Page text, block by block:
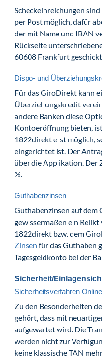
Scheckeinreichungen
per Post möglich, dafür
der mit Name und IBAN
Rückseite
60608 Frankfurt
Dispo- und
Für das GiroDirekt kann
Überziehungskredit
andere Banken diese
Kontoeröffnung bieten,
1822direkt erst möglich,
eingerichtet ist. Der
über die Applikation. Der
%.
Guthabenzinsen
Guthabenzinsen auf dem
gewissermaßen ein Relikt
1822direkt bzw. dem
Zinsen für das Guthaben
Tagesgeldkonto bei der
Sicherheit/
Sicherheitsverfahren
Zu den Besonderheiten
gehört, dass mit
aufgewartet wird. Die
werden nicht zur
keine klassische TAN